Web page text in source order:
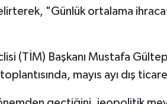
"Günlük ortalama
(TİM) Başkanı Mustafa
mayıs ayı dış